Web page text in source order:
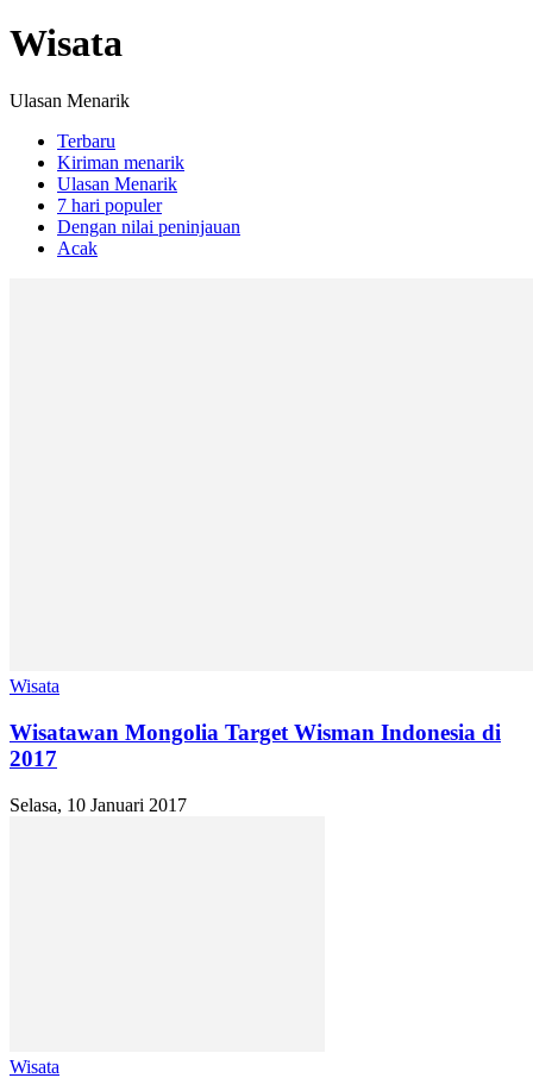
Wisata
Ulasan Menarik
Terbaru
Kiriman menarik
Ulasan Menarik
7 hari populer
Dengan nilai peninjauan
Acak
Wisata
Wisatawan Mongolia Target Wisman Indonesia di
2017
Selasa, 10 Januari 2017
Wisata